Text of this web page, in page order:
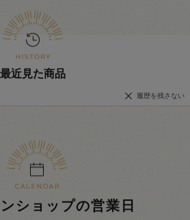
最近見た商品
履歴を残さない
ショップの営業日